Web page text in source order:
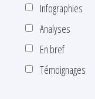
Infographies
Analyses
En bref
Témoignages